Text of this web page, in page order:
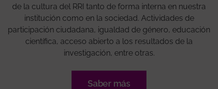
de la cultura del RRI tanto de forma interna en nuestra
institución como en la sociedad. Actividades de
participación ciudadana, igualdad de género, educación
científica, acceso abierto a los resultados de la
investigación, entre otras.
Saber más